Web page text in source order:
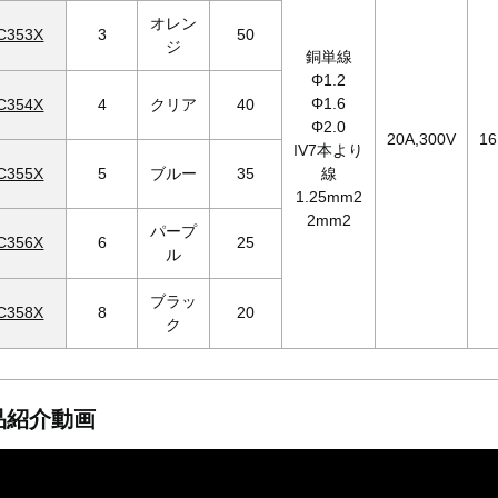
銅単線
Φ1.2
Φ1.6
Φ2.0
IV7本より
線
1.25mm2
2mm2
20A,300V
3
オレン
ジ
50
4 クリア 40
5 ブルー 35
6
パープ
ル
25
8
ブラッ
ク
20
紹介動画